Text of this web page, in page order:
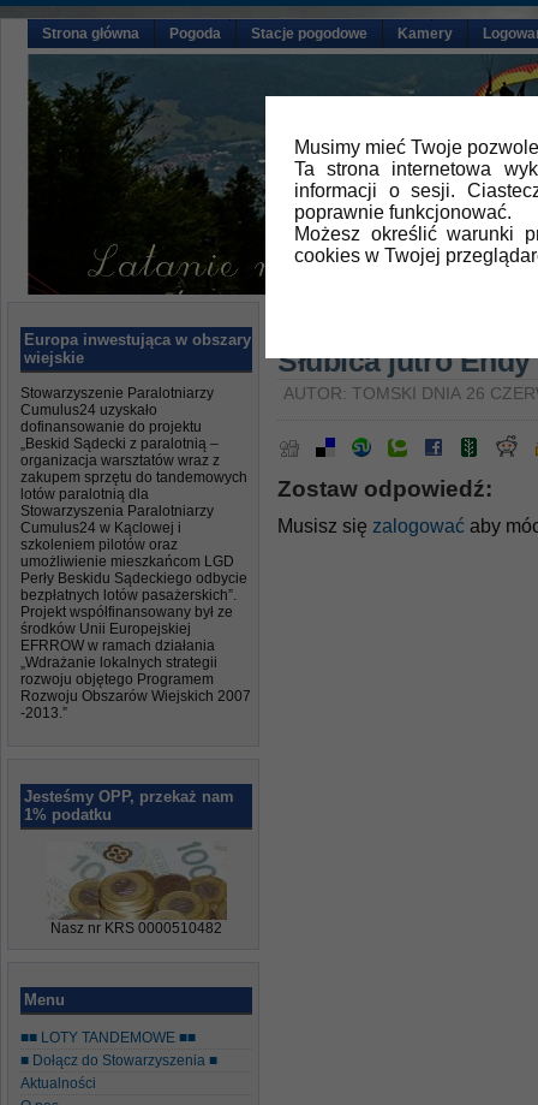
Musimy mieć Twoje
Ta strona internetowa
informacji o sesji.
poprawnie funkcjonować.
Możesz określić warunki
cookies w Twojej
Strona główna Pogoda Stacje pogodowe Kamery
Europa inwestująca w obszary
wiejskie
Stowarzyszenie Paralotniarzy
Cumulus24 uzyskało
dofinansowanie do projektu
„Beskid Sądecki z paralotnią –
organizacja warsztatów wraz z
zakupem sprzętu do tandemowych
lotów paralotnią dla
Stowarzyszenia Paralotniarzy
Cumulus24 w Kąclowej i
szkoleniem pilotów oraz
umożliwienie mieszkańcom LGD
Perły Beskidu Sądeckiego odbycie
bezpłatnych lotów pasażerskich”.
Projekt współfinansowany był ze
środków Unii Europejskiej
EFRROW w ramach działania
„Wdrażanie lokalnych strategii
rozwoju objętego Programem
Rozwoju Obszarów Wiejskich 2007
-2013.”
Jesteśmy OPP, przekaż nam
1% podatku
Nasz nr KRS 0000510482
Menu
■■ LOTY TANDEMOWE ■■
■ Dołącz do Stowarzyszenia ■
Aktualności
Słubica jutro
AUTOR: TOMSKI DNIA 26
Zostaw odpowiedź:
Musisz się zalogować aby